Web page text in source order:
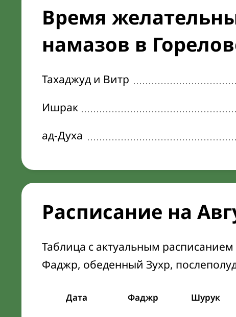
Время
намазов в
Тахаджуд и Витр
Ишрак
ад-Духа
Расписание на
Таблица с актуальным
Фаджр, обеденный Зухр,
Дата Фаджр Шурук